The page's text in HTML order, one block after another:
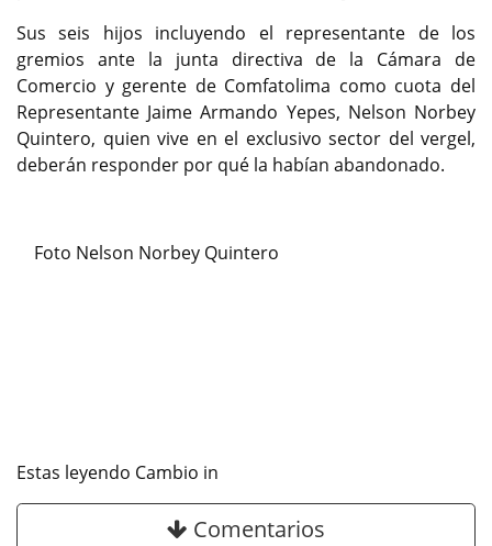
Sus seis hijos incluyendo el representante de los
gremios ante la junta directiva de la Cámara de
Comercio y gerente de Comfatolima como cuota del
Representante Jaime Armando Yepes, Nelson Norbey
Quintero, quien vive en el exclusivo sector del vergel,
deberán responder por qué la habían abandonado.
Foto Nelson Norbey Quintero
Estas leyendo Cambio in
Comentarios